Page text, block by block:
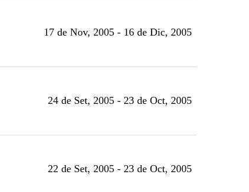
17 de Nov, 2005 - 16 de Dic, 2005
24 de Set, 2005 - 23 de Oct, 2005
22 de Set, 2005 - 23 de Oct, 2005